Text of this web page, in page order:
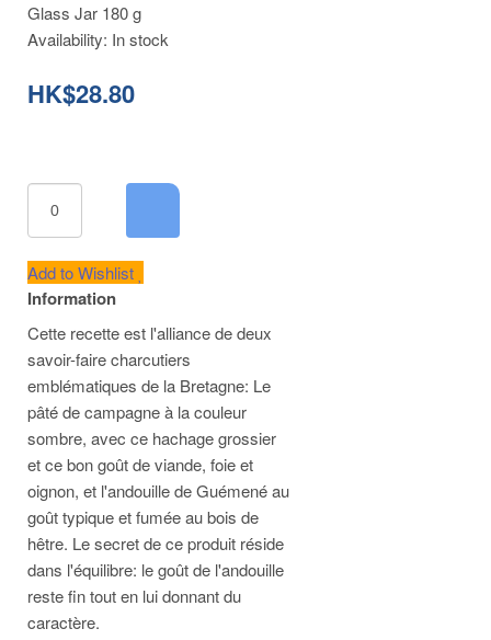
Glass Jar 180 g
Availability: In stock
HK$28.80
Add to Wishlist
Information
Cette recette est l'alliance de deux
savoir-faire charcutiers
emblématiques de la Bretagne: Le
pâté de campagne à la couleur
sombre, avec ce hachage grossier
et ce bon goût de viande, foie et
oignon, et l'andouille de Guémené au
goût typique et fumée au bois de
hêtre. Le secret de ce produit réside
dans l'équilibre: le goût de l'andouille
reste fin tout en lui donnant du
caractère.